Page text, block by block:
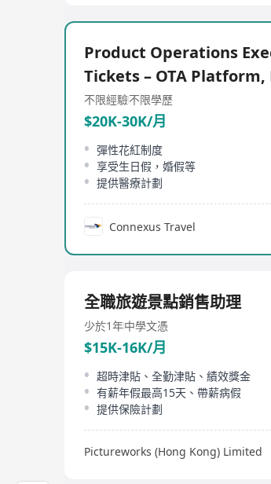
Product Operations
Tickets – OTA Platform,
不限經驗不限學歷
$20K-30K/月
彈性花紅制度
享受生日假，婚假等
提供醫療計劃
Connexus Travel
全職旅遊景點銷售助理
少於1年中學文憑
$15K-16K/月
超時津貼、全勤津貼、績效獎金
有薪年假最高15天、帶薪病假
提供保險計劃
Pictureworks (Hong Kong) Limited